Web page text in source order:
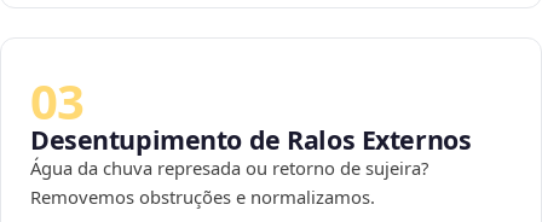
03
Desentupimento de Ralos Externos
Água da chuva represada ou retorno de sujeira?
Removemos obstruções e normalizamos.